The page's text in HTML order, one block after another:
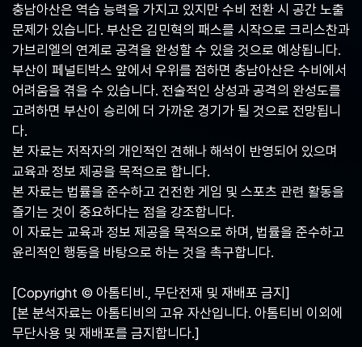
충남아산은 역습 능력을 가지고 있지만 수비 전환 시 공간 노출
문제가 있습니다. 부산은 김민혁의 패스를 시작으로 크리스찬과
가브리엘의 연계로 공격을 완성할 수 있을 것으로 예상됩니다.
부산이 페널티박스 앞에서 우위를 점하면 충남아산은 수비에서
어려움을 겪을 수 있습니다. 전술적인 상성과 공격의 완성도를
고려하면 부산이 승리에 더 가까운 경기가 될 것으로 전망됩니
다.
본 자료는 저작자의 개인적인 견해나 해석이 반영되어 있으며
교육과 정보 제공을 목적으로 합니다.
본 자료는 법률을 준수하고 건전한 게임 및 스포츠 관련 활동을
즐기는 것이 중요하다는 점을 강조합니다.
이 자료는 교육과 정보 제공을 목적으로 하며, 법률을 준수하고
윤리적인 행동을 바탕으로 하는 것을 촉구합니다.
[Copyright © 아톰티비., 무단전재 및 재배포 금지]
[본 분석자료는 아톰티비의 고유 자산입니다. 아톰티비 이외에
무단사용 및 재배포를 금지합니다.]